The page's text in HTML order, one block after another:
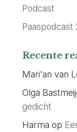
Podcast
Paaspodcast
Recente
Mari'an van
Olga
gedicht
Harma op